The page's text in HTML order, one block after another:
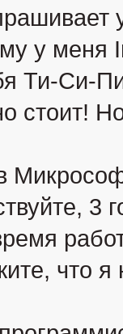
у меня
Ти-Си-
стоит!
3
что